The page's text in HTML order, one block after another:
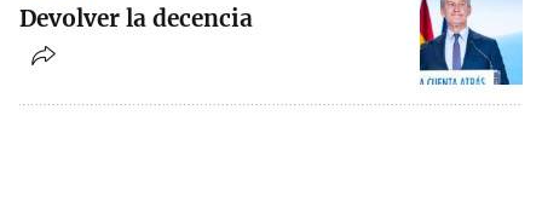
Devolver la decencia